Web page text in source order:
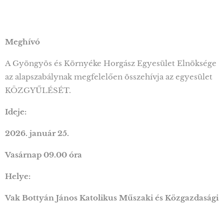
Meghívó
A Gyöngyös és Környéke Horgász Egyesület Elnöksége
az alapszabálynak megfelelően összehívja az egyesület
KÖZGYŰLÉSÉT.
Ideje:
2026. január 25.
Vasárnap 09.00 óra
Helye:
Vak Bottyán János Katolikus Műszaki és Közgazdasági